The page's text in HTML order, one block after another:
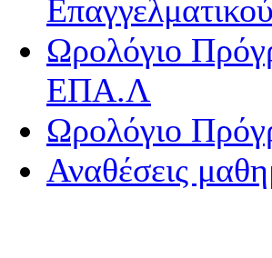
Ωρολόγιο
ΕΠΑ.Λ
Ωρολόγιο
Αναθέσεις